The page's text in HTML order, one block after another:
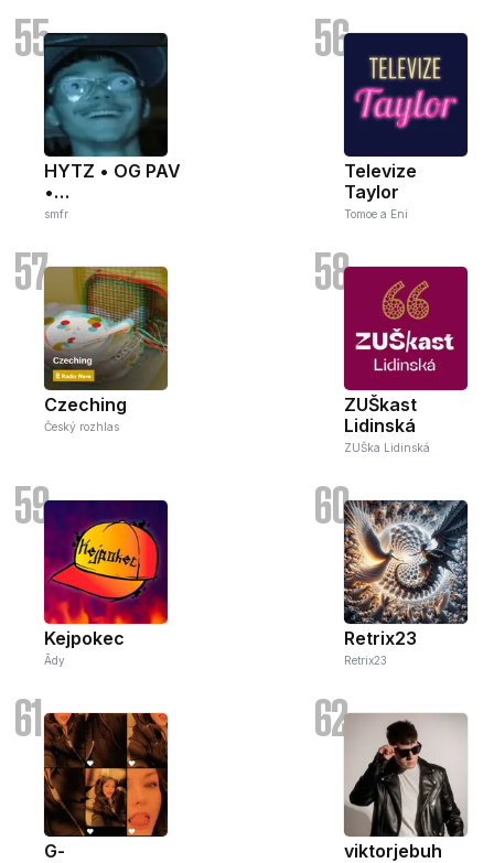
55
HYTZ • OG PAV
•
JAMAICAFUSBALL
smfr
56
Televize
Taylor
Tomoe a Eni
57
Czeching
Český rozhlas
58
ZUŠkast
Lidinská
ZUŠka Lidinská
59
Kejpokec
Ādy
60
Retrix23
Retrix23
61
G-
62
viktorjebuh